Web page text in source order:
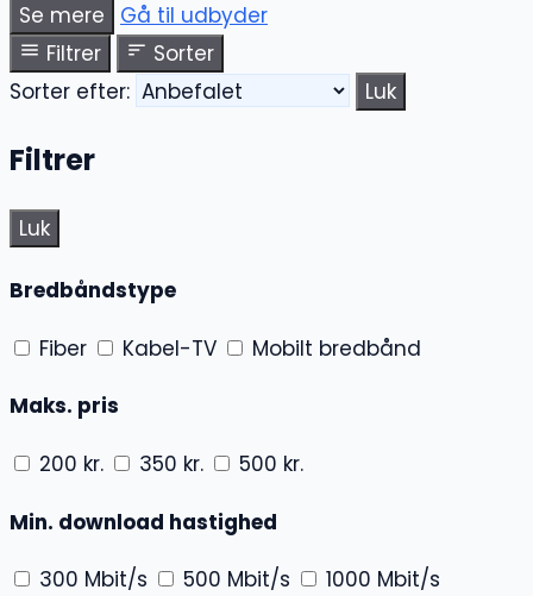
Se mere
Gå til udbyder
Filtrer
Sorter
Sorter efter:
Luk
Filtrer
Luk
Bredbåndstype
Fiber Kabel-TV Mobilt bredbånd
Maks. pris
200 kr. 350 kr. 500 kr.
Min. download hastighed
300 Mbit/s 500 Mbit/s 1000 Mbit/s